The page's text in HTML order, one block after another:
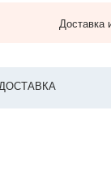
Доставка